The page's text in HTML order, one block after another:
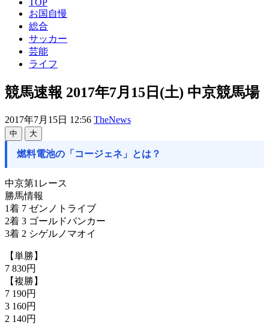
お国自慢
総合
サッカー
芸能
ライフ
競馬速報 2017年7月15日(土) 中京競馬場
2017年7月15日 12:56 TheNews
中 大
燃料電池の「コージェネ」とは？
中京第1レース
勝馬情報
1着 7 ゼンノトライブ
2着 3 ゴールドバンカー
3着 2 シゲルノマオイ
【単勝】
7 830円
【複勝】
7 190円
3 160円
2 140円